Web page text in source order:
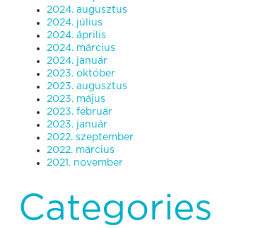
2024. augusztus
2024. július
2024. április
2024. március
2024. január
2023. október
2023. augusztus
2023. május
2023. február
2023. január
2022. szeptember
2022. március
2021. november
Categories